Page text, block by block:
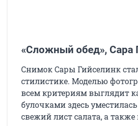
«Сложный обед», Сара
Снимок Сары Гийселинк
стилистике. Моделью
всем критериям выглядит
булочками здесь
свежий лист салата, а